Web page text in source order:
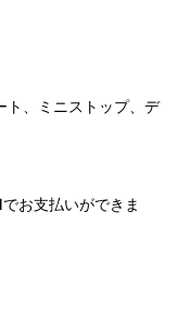
ト、ミニストップ、デ
お支払いができま